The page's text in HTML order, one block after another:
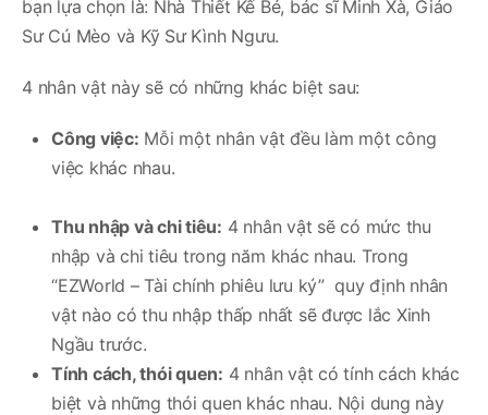
bạn lựa chọn là: Nhà Thiết Kế Bé, bác sĩ Minh Xà, Giáo
Sư Cú Mèo và Kỹ Sư Kình Ngưu.
4 nhân vật này sẽ có những khác biệt sau:
Công việc: Mỗi một nhân vật đều làm một công
việc khác nhau.
Thu nhập và chi tiêu: 4 nhân vật sẽ có mức thu
nhập và chi tiêu trong năm khác nhau. Trong
“EZWorld – Tài chính phiêu lưu ký” quy định nhân
vật nào có thu nhập thấp nhất sẽ được lắc Xinh
Ngầu trước.
Tính cách, thói quen: 4 nhân vật có tính cách khác
biệt và những thói quen khác nhau. Nội dung này